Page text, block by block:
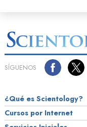
SÍGUENOS
¿Qué es Scientology?
Cursos por Internet